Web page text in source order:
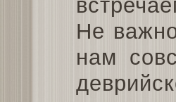
Не
нам